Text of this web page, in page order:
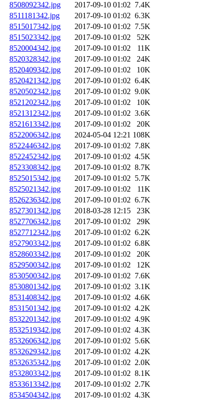
8508092342.jpg
2017-09-10 01:02 7.4K
8511181342.jpg
2017-09-10 01:02 6.3K
8515017342.jpg
2017-09-10 01:02 7.5K
8515023342.jpg
2017-09-10 01:02
52K
8520004342.jpg
2017-09-10 01:02
11K
8520328342.jpg
2017-09-10 01:02
24K
8520409342.jpg
2017-09-10 01:02
10K
8520421342.jpg
2017-09-10 01:02 6.4K
8520502342.jpg
2017-09-10 01:02 9.0K
8521202342.jpg
2017-09-10 01:02
10K
8521312342.jpg
2017-09-10 01:02 3.6K
8521613342.jpg
2017-09-10 01:02
20K
8522006342.jpg
2024-05-04 12:21 108K
8522446342.jpg
2017-09-10 01:02 7.8K
8522452342.jpg
2017-09-10 01:02 4.5K
8523308342.jpg
2017-09-10 01:02 8.7K
8525015342.jpg
2017-09-10 01:02 5.7K
8525021342.jpg
2017-09-10 01:02
11K
8526236342.jpg
2017-09-10 01:02 6.7K
8527301342.jpg
2018-03-28 12:15
23K
8527706342.jpg
2017-09-10 01:02
29K
8527712342.jpg
2017-09-10 01:02 6.2K
8527903342.jpg
2017-09-10 01:02 6.8K
8528603342.jpg
2017-09-10 01:02
20K
8529500342.jpg
2017-09-10 01:02
12K
8530500342.jpg
2017-09-10 01:02 7.6K
8530801342.jpg
2017-09-10 01:02 3.1K
8531408342.jpg
2017-09-10 01:02 4.6K
8531501342.jpg
2017-09-10 01:02 4.2K
8532201342.jpg
2017-09-10 01:02 4.9K
8532519342.jpg
2017-09-10 01:02 4.3K
8532606342.jpg
2017-09-10 01:02 5.6K
8532629342.jpg
2017-09-10 01:02 4.2K
8532635342.jpg
2017-09-10 01:02 2.0K
8532803342.jpg
2017-09-10 01:02 8.1K
8533613342.jpg
2017-09-10 01:02 2.7K
8534504342.jpg
2017-09-10 01:02 4.3K